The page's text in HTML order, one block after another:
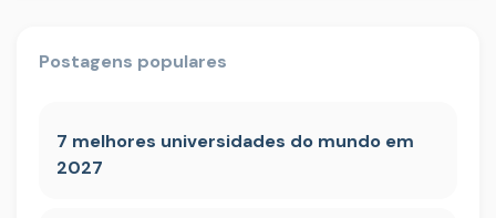
Postagens populares
7 melhores universidades do mundo em
2027